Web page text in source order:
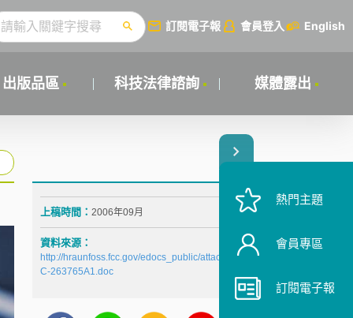
訂閱電子報 會員登入 English
出版品區 科技法律諮詢 媒體露出
上稿時間： 2006年09月
資料來源：
http://hraunfoss.fcc.gov/edocs_public/attachmatch/DO
C-263765A1.doc
熱門主題
會員專區
訂閱電子報